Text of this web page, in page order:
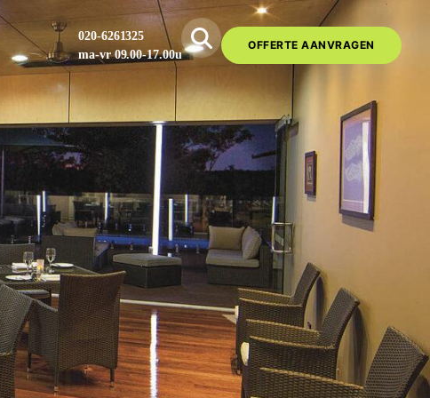
020-6261325
ma-vr 09.00-17.00u
OFFERTE AANVRAGEN